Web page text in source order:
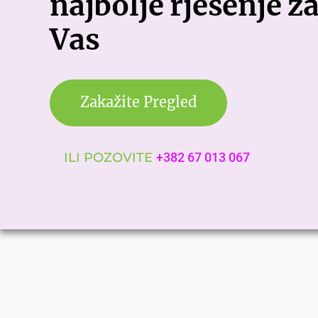
najbolje rješenje
Vas
Zakažite Pregled
ILI POZOVITE +382 67 013 067